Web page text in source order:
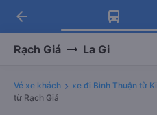
Tải app
Nhận ưu đãi
Tải app Vexere
-30k/ghế khi đặt
arrow_back
Rạch Giá La Gi
Vé xe khách xe đi Bình Thuận từ
từ Rạch Giá